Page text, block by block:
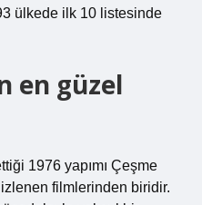
ülkede ilk 10 listesinde
en güzel
1976 yapımı Çeşme
filmlerinden biridir.